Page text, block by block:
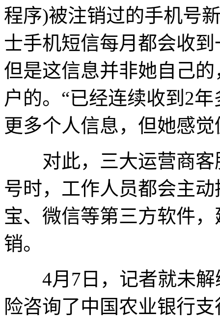
程序)被注销过的手机号
士手机短信每月都会收
但是这信息并非她自己
户的。“已经连续收到2
更多个人信息，但她感
对此，三大运营商客
号时，工作人员都会主
宝、微信等第三方软件
销。
4月7日，记者就未解
险咨询了中国农业银行